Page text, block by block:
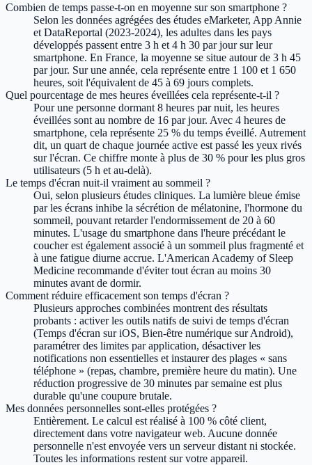
Combien de temps passe-t-on en moyenne sur son smartphone ?
Selon les données agrégées des études eMarketer, App Annie
et DataReportal (2023-2024), les adultes dans les pays
développés passent entre 3 h et 4 h 30 par jour sur leur
smartphone. En France, la moyenne se situe autour de 3 h 45
par jour. Sur une année, cela représente entre 1 100 et 1 650
heures, soit l'équivalent de 45 à 69 jours complets.
Quel pourcentage de mes heures éveillées cela représente-t-il ?
Pour une personne dormant 8 heures par nuit, les heures
éveillées sont au nombre de 16 par jour. Avec 4 heures de
smartphone, cela représente 25 % du temps éveillé. Autrement
dit, un quart de chaque journée active est passé les yeux rivés
sur l'écran. Ce chiffre monte à plus de 30 % pour les plus gros
utilisateurs (5 h et au-delà).
Le temps d'écran nuit-il vraiment au sommeil ?
Oui, selon plusieurs études cliniques. La lumière bleue émise
par les écrans inhibe la sécrétion de mélatonine, l'hormone du
sommeil, pouvant retarder l'endormissement de 20 à 60
minutes. L'usage du smartphone dans l'heure précédant le
coucher est également associé à un sommeil plus fragmenté et
à une fatigue diurne accrue. L'American Academy of Sleep
Medicine recommande d'éviter tout écran au moins 30
minutes avant de dormir.
Comment réduire efficacement son temps d'écran ?
Plusieurs approches combinées montrent des résultats
probants : activer les outils natifs de suivi de temps d'écran
(Temps d'écran sur iOS, Bien-être numérique sur Android),
paramétrer des limites par application, désactiver les
notifications non essentielles et instaurer des plages « sans
téléphone » (repas, chambre, première heure du matin). Une
réduction progressive de 30 minutes par semaine est plus
durable qu'une coupure brutale.
Mes données personnelles sont-elles protégées ?
Entièrement. Le calcul est réalisé à 100 % côté client,
directement dans votre navigateur web. Aucune donnée
personnelle n'est envoyée vers un serveur distant ni stockée.
Toutes les informations restent sur votre appareil.